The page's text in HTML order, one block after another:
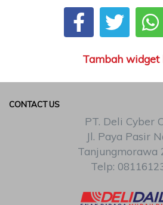
Tambah widget
CONTACT US
PT. Deli Cyber
Jl. Paya Pasir
Tanjungmorawa
Telp: